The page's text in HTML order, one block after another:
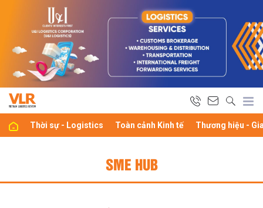
Thời sự - Logistics Toàn cảnh Kinh tế Thương hiệu -
SME HUB